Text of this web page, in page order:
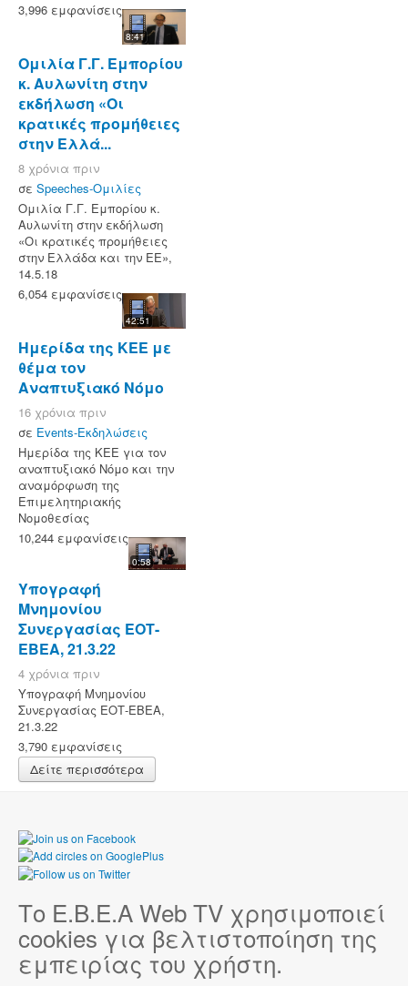
3,996 εμφανίσεις
8:41
Ομιλία Γ.Γ. Εμπορίου
κ. Αυλωνίτη στην
εκδήλωση «Οι
κρατικές προμήθειες
στην Ελλά...
8 χρόνια πριν
σε Speeches-Ομιλίες
Ομιλία Γ.Γ. Εμπορίου κ.
Αυλωνίτη στην εκδήλωση
«Οι κρατικές προμήθειες
στην Ελλάδα και την ΕΕ»,
14.5.18
6,054 εμφανίσεις
42:51
Ημερίδα της ΚΕΕ με
θέμα τον
Αναπτυξιακό Νόμο
16 χρόνια πριν
σε Events-Εκδηλώσεις
Ημερίδα της ΚΕΕ για τον
αναπτυξιακό Νόμο και την
αναμόρφωση της
Επιμελητηριακής
Νομοθεσίας
10,244 εμφανίσεις
0:58
Υπογραφή
Μνημονίου
Συνεργασίας ΕΟΤ-
ΕΒΕΑ, 21.3.22
4 χρόνια πριν
Υπογραφή Μνημονίου
Συνεργασίας ΕΟΤ-ΕΒΕΑ,
21.3.22
3,790 εμφανίσεις
Δείτε περισσότερα
Το Ε.Β.Ε.Α Web TV χρησιμοποιεί
cookies για βελτιστοποίηση της
εμπειρίας του χρήστη.